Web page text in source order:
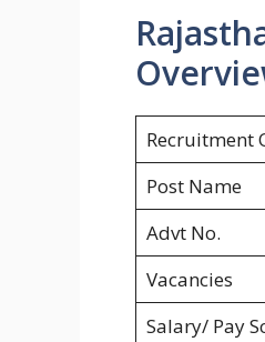
Recruitment
Post Name
Advt No.
Vacancies
Salary/ Pay